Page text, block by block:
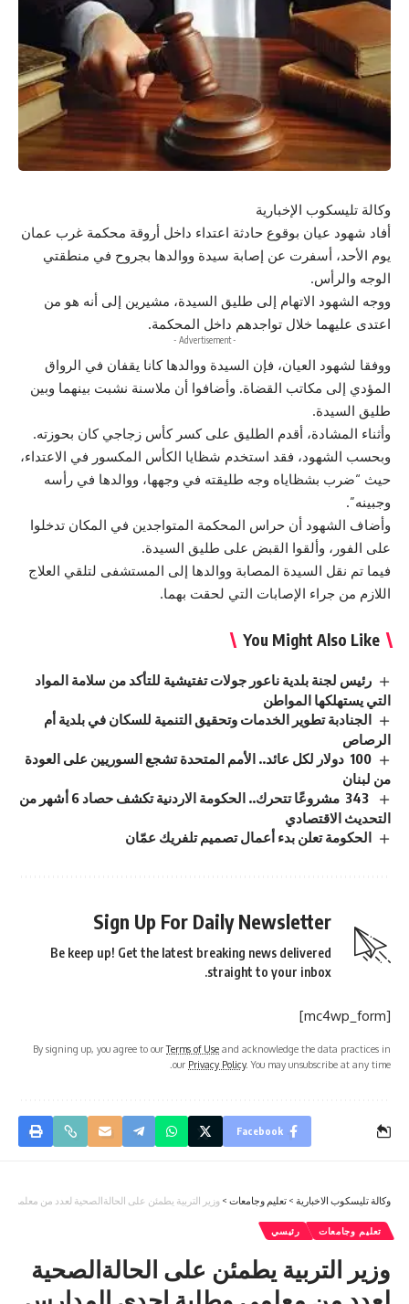
وكالة تليسكوب الإخبارية
أفاد شهود عيان بوقوع حادثة اعتداء داخل أروقة محكمة غرب عمان
يوم الأحد، أسفرت عن إصابة سيدة ووالدها بجروح في منطقتي
الوجه والرأس.
ووجه الشهود الاتهام إلى طليق السيدة، مشيرين إلى أنه هو من
اعتدى عليهما خلال تواجدهم داخل المحكمة.
- Advertisement -
ووفقا لشهود العيان، فإن السيدة ووالدها كانا يقفان في الرواق
المؤدي إلى مكاتب القضاة. وأضافوا أن ملاسنة نشبت بينهما وبين
طليق السيدة.
وأثناء المشادة، أقدم الطليق على كسر كأس زجاجي كان بحوزته.
وبحسب الشهود، فقد استخدم شظايا الكأس المكسور في الاعتداء،
حيث “ضرب بشظاياه وجه طليقته في وجهها، ووالدها في رأسه
وجبينه”.
وأضاف الشهود أن حراس المحكمة المتواجدين في المكان تدخلوا
على الفور، وألقوا القبض على طليق السيدة.
فيما تم نقل السيدة المصابة ووالدها إلى المستشفى لتلقي العلاج
اللازم من جراء الإصابات التي لحقت بهما.
You Might Also Like
رئيس لجنة بلدية ناعور جولات تفتيشية للتأكد من سلامة المواد
التي يستهلكها المواطن
الجنادبة تطوير الخدمات وتحقيق التنمية للسكان في بلدية أم
الرصاص
100 دولار لكل عائد.. الأمم المتحدة تشجع السوريين على العودة
من لبنان
343 مشروعًا تتحرك.. الحكومة الاردنية تكشف حصاد 6 أشهر من
التحديث الاقتصادي
الحكومة تعلن بدء أعمال تصميم تلفريك عمّان
Sign Up For Daily Newsletter
Be keep up! Get the latest breaking news delivered
straight to your inbox.
[mc4wp_form]
By signing up, you agree to ourTerms of Use and acknowledge the data practices in
our Privacy Policy. You may unsubscribe at any time.
Facebook
وكالة تليسكوب الاخبارية > تعليم وجامعات > وزير التربية يطمئن على الحالةالصحية لعدد من
تعليم وجامعات رئيسي
وزير التربية يطمئن على الحالةالصحية